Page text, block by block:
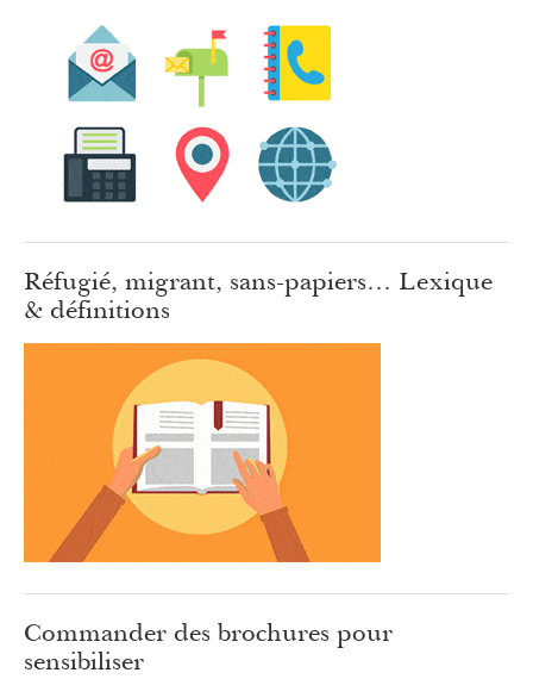
Réfugié, migrant, sans-papiers… Lexique
& définitions
Commander des brochures pour
sensibiliser